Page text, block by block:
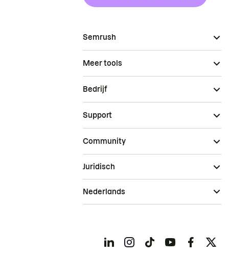
Semrush
Meer tools
Bedrijf
Support
Community
Juridisch
Nederlands